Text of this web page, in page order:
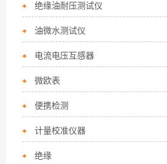
绝缘油耐压测试仪
油微水测试仪
电流电压互感器
微欧表
便携检测
计量校准仪器
绝缘